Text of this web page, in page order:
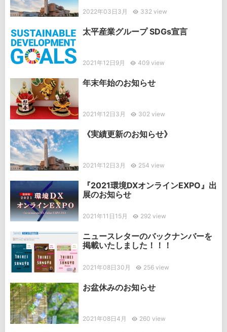
2022年03日3月 332 view
太平産業グループ SDGs宣言
2021年12日9月 409 view
年末年始のお知らせ
2021年12日3月 302 view
《実績更新のお知らせ》
2021年12日3月 254 view
『2021環境DXオンラインEXPO』出
展のお知らせ
2021年11日15月 292 view
ニュースレターのバックナンバーを
掲載いたしました！！！
2021年08日30月 256 view
お盆休みのお知らせ
2021年08日4月 260 view